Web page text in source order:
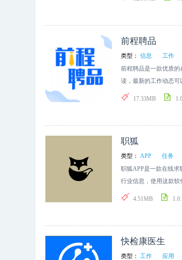
前程聘品
类型： 信息 工作
前程聘品是一款优质
读，最新的工作动态
来，各种招聘信息严
17.33MB
职狐
类型： APP 任务
职狐APP是一款在线
行业信息，使用这款
吧。
4.51MB
快检康医生
类型： 工作 应用